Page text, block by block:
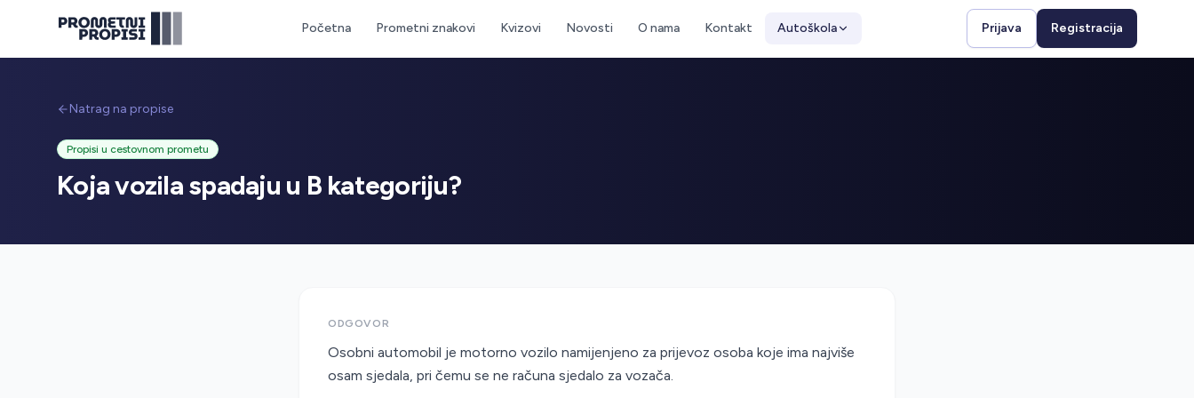
Početna Prometni znakovi Kvizovi Novosti O nama Kontakt Autoškola Prijava Registracija
Natrag na propise
Propisi u cestovnom prometu
Koja vozila spadaju u B kategoriju?
ODGOVOR
Osobni automobil je motorno vozilo namijenjeno za prijevoz osoba koje ima najviše
osam sjedala, pri čemu se ne računa sjedalo za vozača.